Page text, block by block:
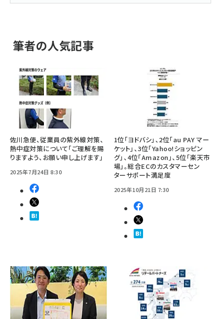
筆者の人気記事
佐川急便、従業員の紫外線対策、
熱中症対策について「ご理解を賜
りますよう、お願い申し上げます」
2025年7月24日 8:30
1位「ヨドバシ」、2位「au PAY マー
ケット」、3位「Yahoo!ショッピン
グ」、4位「Amazon」、5位「楽天市
場」。総合ECのカスタマーセン
ターサポート満足度
2025年10月21日 7:30